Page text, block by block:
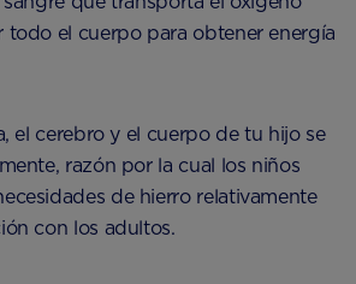
todo el cuerpo para obtener energía
el cerebro y el cuerpo de tu hijo se
razón por la cual los niños
de hierro relativamente
con los adultos.